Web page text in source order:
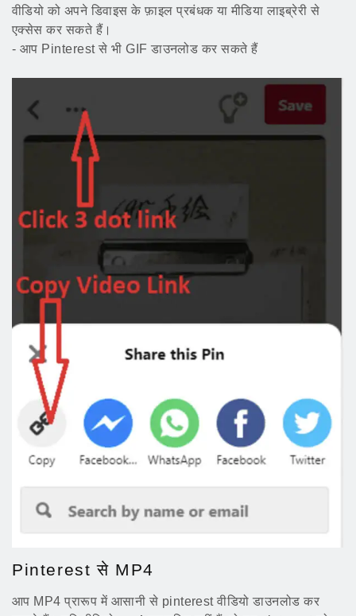
वीडियो को अपने डिवाइस के फ़ाइल प्रबंधक या मीडिया लाइब्रेरी से
एक्सेस कर सकते हैं।
- आप Pinterest से भी GIF डाउनलोड कर सकते हैं
Pinterest से MP4
आप MP4 प्रारूप में आसानी से pinterest वीडियो डाउनलोड कर